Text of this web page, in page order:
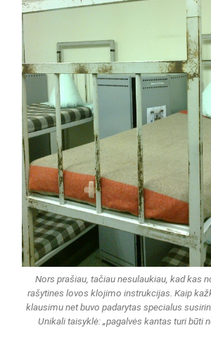
Nors prašiau, tačiau nesulaukiau, kad kas
rašytines lovos klojimo instrukcijas. Kaip
klausimu net buvo padarytas specialus
Unikali taisyklė: „pagalvės kantas turi būti